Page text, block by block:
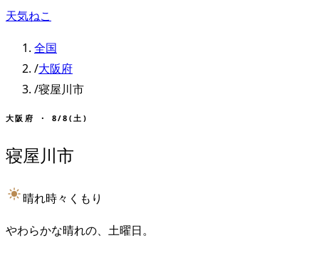
天気ねこ
全国
/大阪府
/寝屋川市
大阪府 ・ 8/8(土)
寝屋川市
晴れ時々くもり
やわらかな晴れの、土曜日。